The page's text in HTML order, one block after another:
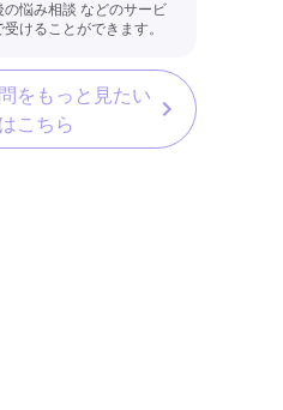
悩み相談 などのサービ
けることができます。
をもっと見たい
こちら